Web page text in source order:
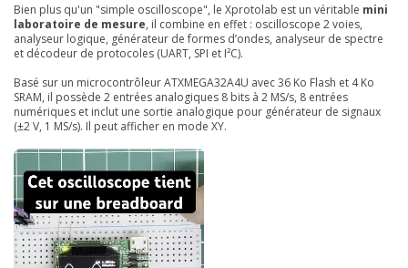
Bien plus qu'un "simple oscilloscope", le Xprotolab est un véritable mini
laboratoire de mesure, il combine en effet : oscilloscope 2 voies,
analyseur logique, générateur de formes d’ondes, analyseur de spectre
et décodeur de protocoles (UART, SPI et I²C).
Basé sur un microcontrôleur ATXMEGA32A4U avec 36 Ko Flash et 4 Ko
SRAM, il possède 2 entrées analogiques 8 bits à 2 MS/s, 8 entrées
numériques et inclut une sortie analogique pour générateur de signaux
(±2 V, 1 MS/s). Il peut afficher en mode XY.